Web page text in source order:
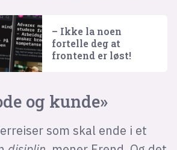
– Ikke la noen
fortelle deg at
frontend er løst!
og kunde»
som skal ende i et